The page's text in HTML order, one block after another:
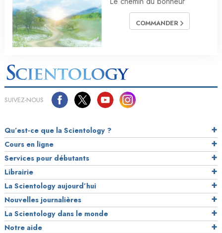
COMMANDER
SUIVEZ-NOUS
Qu’est-ce que la Scientology ?
Cours en ligne
Services pour débutants
Librairie
La Scientology aujourd’hui
Nouvelles journalières
La Scientology dans le monde
Notre aide